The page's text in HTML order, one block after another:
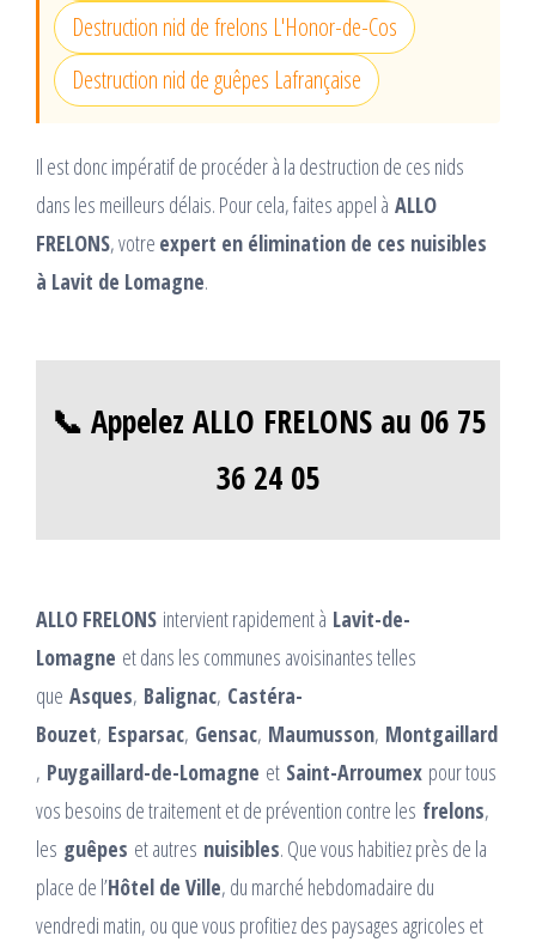
Destruction nid de frelons L'Honor-de-Cos
Destruction nid de guêpes Lafrançaise
Il est donc impératif de procéder à la destruction de ces nids
dans les meilleurs délais. Pour cela, faites appel à ALLO
FRELONS, votre expert en élimination de ces nuisibles
à Lavit de Lomagne.
📞 Appelez ALLO FRELONS au 06 75
36 24 05
ALLO FRELONS intervient rapidement à Lavit-de-
Lomagne et dans les communes avoisinantes telles
que Asques, Balignac, Castéra-
Bouzet, Esparsac, Gensac, Maumusson, Montgaillard
, Puygaillard-de-Lomagne et Saint-Arroumex pour tous
vos besoins de traitement et de prévention contre les frelons,
les guêpes et autres nuisibles. Que vous habitiez près de la
place de l’Hôtel de Ville, du marché hebdomadaire du
vendredi matin, ou que vous profitiez des paysages agricoles et